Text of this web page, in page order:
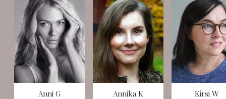
Anni G Annika K Kirsi W